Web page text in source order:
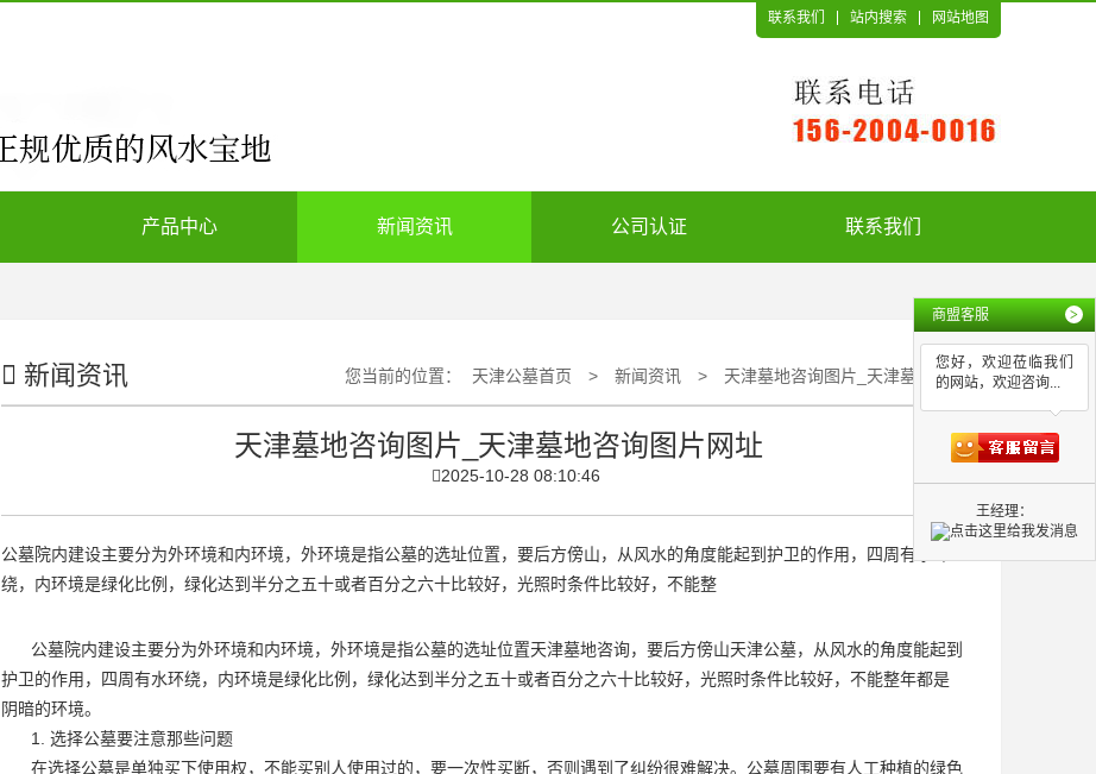
联系我们 站内搜索 网站地图
产品中心 新闻资讯 公司认证 联系我们
新闻资讯 您当前的位置： 天津公墓首页 > 新闻资讯 > 天津墓地咨询图片_天津墓地咨询图片网址
天津墓地咨询图片_天津墓地咨询图片网址
2025-10-28 08:10:46
公墓院内建设主要分为外环境和内环境，外环境是指公墓的选址位置，要后方傍山，从风水的角度能起到护卫的作用，四周有水环
绕，内环境是绿化比例，绿化达到半分之五十或者百分之六十比较好，光照时条件比较好，不能整
公墓院内建设主要分为外环境和内环境，外环境是指公墓的选址位置天津墓地咨询，要后方傍山天津公墓，从风水的角度能起到
护卫的作用，四周有水环绕，内环境是绿化比例，绿化达到半分之五十或者百分之六十比较好，光照时条件比较好，不能整年都是
阴暗的环境。
1. 选择公墓要注意那些问题
在选择公墓是单独买下使用权，不能买别人使用过的，要一次性买断，否则遇到了纠纷很难解决。公墓周围要有人工种植的绿色
商盟客服 >
您好，欢迎莅临我们
的网站，欢迎咨询...
王经理：